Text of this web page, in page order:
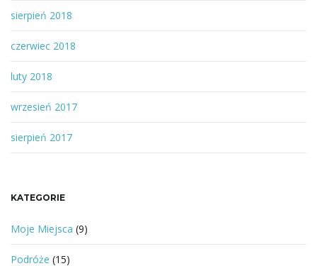
sierpień 2018
czerwiec 2018
luty 2018
wrzesień 2017
sierpień 2017
KATEGORIE
Moje Miejsca (9)
Podróże (15)